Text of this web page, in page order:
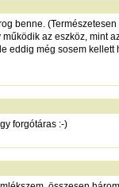
benne.
az eszköz, mint
eddig még sosem
forgótáras :-)